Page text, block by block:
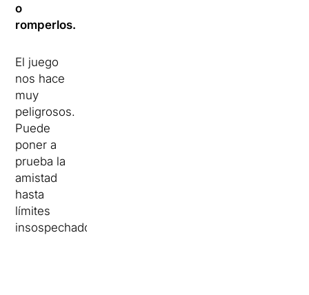
o
romperlos.
El juego
nos hace
muy
peligrosos.
Puede
poner a
prueba la
amistad
hasta
límites
insospechados.